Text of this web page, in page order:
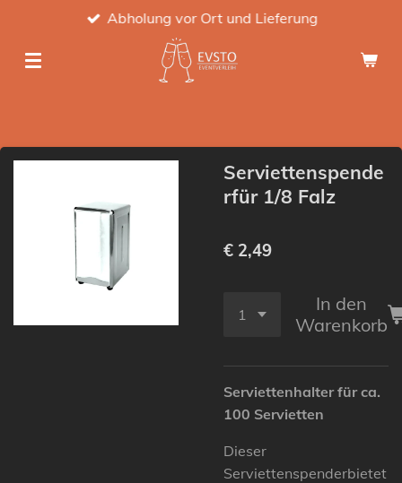
springen
Abholung vor Ort und Lieferung
Serviettenspende
rfür 1/8 Falz
€ 2,49
In den
Warenkorb
Serviettenhalter für ca.
100 Servietten
Dieser
Serviettenspenderbietet